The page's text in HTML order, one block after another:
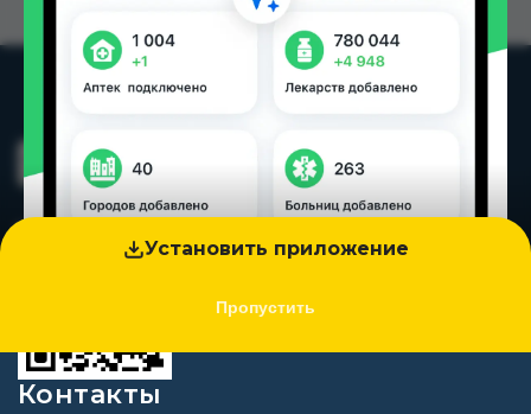
Установить приложение
Пропустить
Контакты